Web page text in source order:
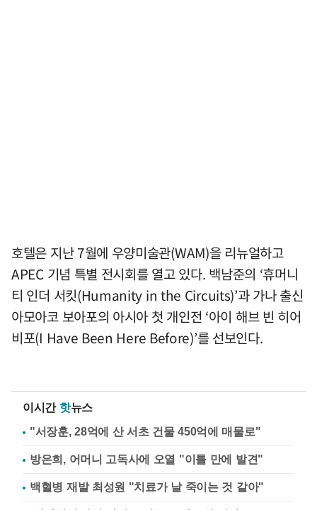
호텔은 지난 7월에 우양미술관(WAM)을 리뉴얼하고
APEC 기념 특별 전시회를 열고 있다. 백남준의 ‘휴머니
티 인더 서킷(Humanity in the Circuits)’과 가나 출신
아모아코 보아포의 아시아 첫 개인전 ‘아이 해브 빈 히어
비포(I Have Been Here Before)’를 선보인다.
이시간 핫뉴스
"서장훈, 28억에 산 서초 건물 450억에 매물로"
방은희, 어머니 고독사에 오열 "이틀 만에 발견"
백혈병 재발 최성원 "치료가 날 죽이는 것 같아"